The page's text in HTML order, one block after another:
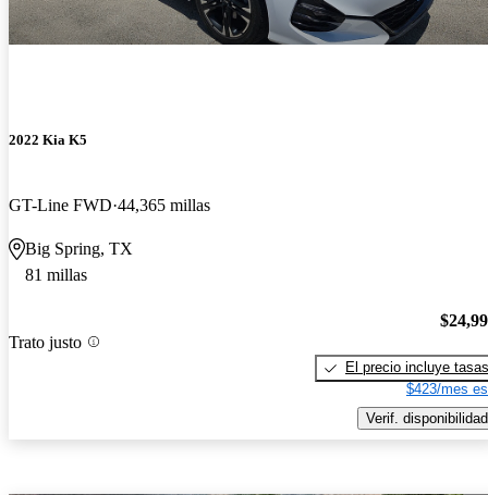
2022 Kia K5
GT-Line FWD 44,365 millas
Big Spring, TX
81 millas
Trato justo
El precio incluye tasas
$423/mes
Verif. disponibilidad